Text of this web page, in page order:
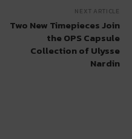
NEXT ARTICLE
Two New Timepieces Join
the OPS Capsule
Collection of Ulysse
Nardin